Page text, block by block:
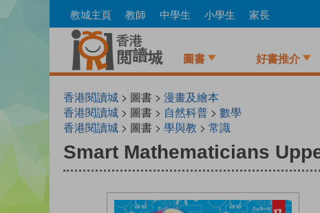
to
教城主頁 教師 中學生 小學生 家長
圖書 好書推介
香港閱讀城 > 圖書 > 漫畫及繪本
香港閱讀城 > 圖書 > 自然科普 > 數學
香港閱讀城 > 圖書 > 學與教 > 常識
Smart Mathematicians